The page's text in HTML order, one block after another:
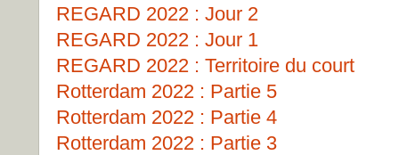
REGARD 2022 : Jour 2
REGARD 2022 : Jour 1
REGARD 2022 : Territoire du court
Rotterdam 2022 : Partie 5
Rotterdam 2022 : Partie 4
Rotterdam 2022 : Partie 3